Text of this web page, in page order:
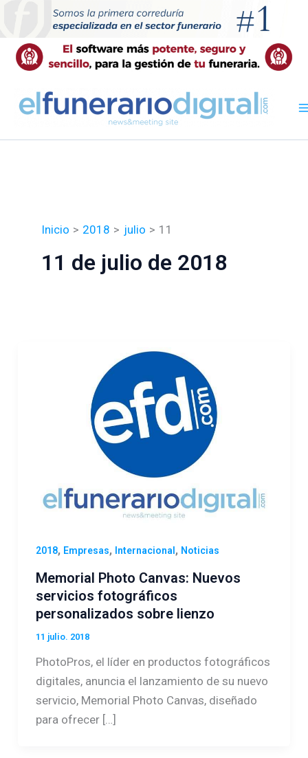
contenido
Inicio 2018 julio 11
11 de julio de 2018
2018, Empresas, Internacional , Noticias
Memorial Photo Canvas: Nuevos
servicios fotográficos
personalizados sobre lienzo
11 julio. 2018
PhotoPros, el líder en productos fotográficos
digitales, anuncia el lanzamiento de su nuevo
servicio, Memorial Photo Canvas, diseñado
para ofrecer […]